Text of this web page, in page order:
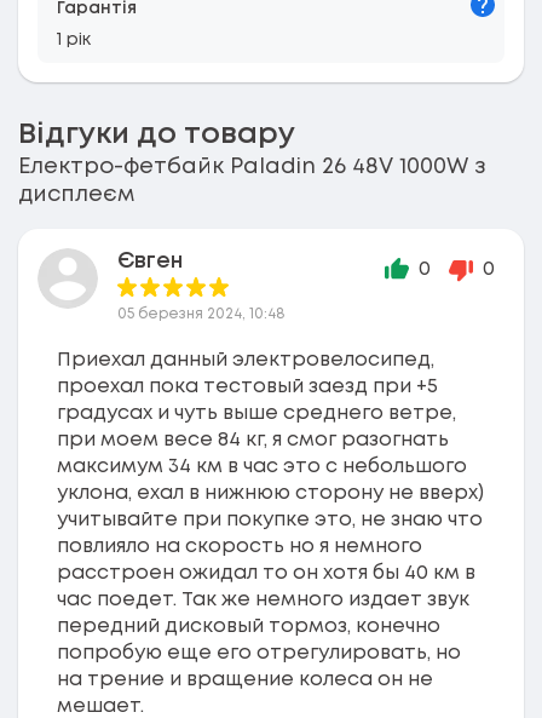
Гарантія
1 рік
Відгуки до товару
Електро-фетбайк Paladin 26 48V 1000W з
дисплеєм
Євген
05 березня 2024, 10:48
Приехал данный электровелосипед,
проехал пока тестовый заезд при +5
градусах и чуть выше среднего ветре,
при моем весе 84 кг, я смог разогнать
максимум 34 км в час это с небольшого
уклона, ехал в нижнюю сторону не вверх)
учитывайте при покупке это, не знаю что
повлияло на скорость но я немного
расстроен ожидал то он хотя бы 40 км в
час поедет. Так же немного издает звук
передний дисковый тормоз, конечно
попробую еще его отрегулировать, но
на трение и вращение колеса он не
мешает.
0 0